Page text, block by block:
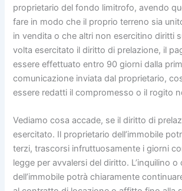
proprietario del fondo limitrofo, avendo
fare in modo che il proprio terreno sia
in vendita o che altri non esercitino diritti
volta esercitato il diritto di prelazione, il
essere effettuato entro 90 giorni dalla
comunicazione inviata dal proprietario,
essere redatti il compromesso o il rogito
Vediamo cosa accade, se il diritto di
esercitato. Il proprietario dell’immobile
terzi, trascorsi infruttuosamente i giorni
legge per avvalersi del diritto. L’inquilino
dell’immobile potrà chiaramente